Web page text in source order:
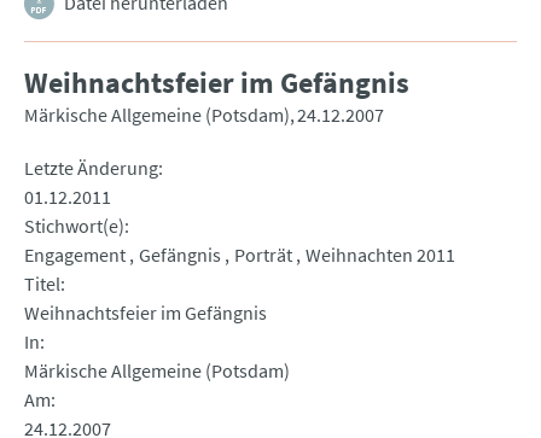
Weihnachtsfeier im Gefängnis
Märkische Allgemeine (Potsdam) 24.12.2007
Letzte Änderung
01.12.2011
Stichwort(e)
Engagement Gefängnis Porträt Weihnachten 2011
Titel
Weihnachtsfeier im Gefängnis
In
Märkische Allgemeine (Potsdam)
Am
24.12.2007